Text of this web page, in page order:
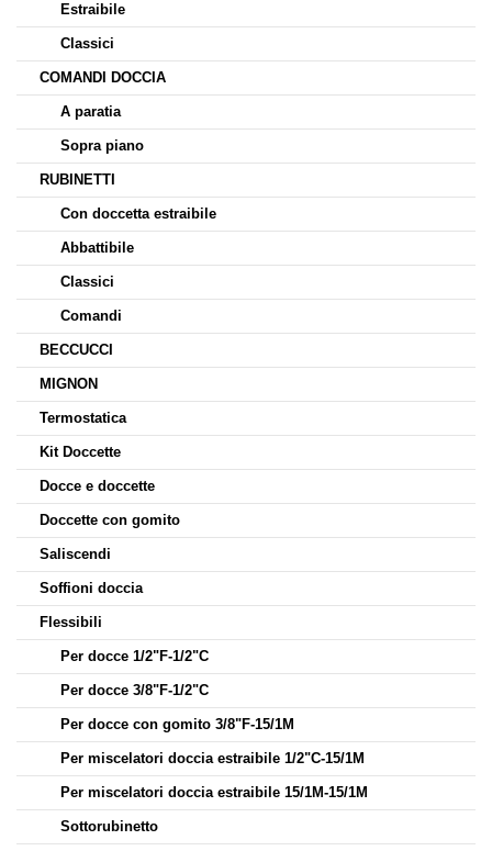
Estraibile
Classici
COMANDI DOCCIA
A paratia
Sopra piano
RUBINETTI
Con doccetta estraibile
Abbattibile
Classici
Comandi
BECCUCCI
MIGNON
Termostatica
Kit Doccette
Docce e doccette
Doccette con gomito
Saliscendi
Soffioni doccia
Flessibili
Per docce 1/2"F-1/2"C
Per docce 3/8"F-1/2"C
Per docce con gomito 3/8"F-15/1M
Per miscelatori doccia estraibile 1/2"C-15/1M
Per miscelatori doccia estraibile 15/1M-15/1M
Sottorubinetto